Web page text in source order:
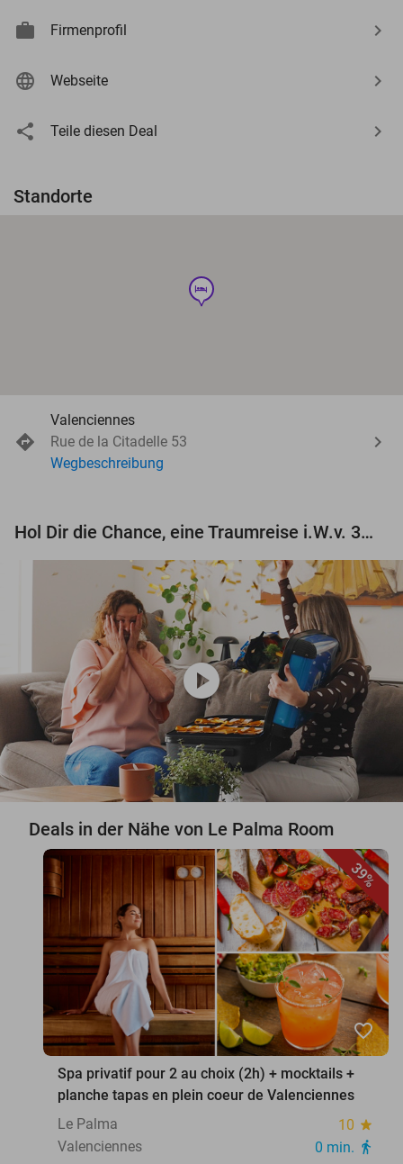
Firmenprofil
Webseite
Teile diesen Deal
Standorte
hotel
Valenciennes
Rue de la Citadelle 53
Wegbeschreibung
Hol Dir die Chance, eine Traumreise i.W.v. 3.000 € zu gewinnen!
play_circle
Deals in der Nähe von Le Palma Room
39%
favorite_border
Spa privatif pour 2 au choix (2h) + mocktails +
planche tapas en plein coeur de Valenciennes
Le Palma
10 star
Valenciennes 0 min. directions_walk